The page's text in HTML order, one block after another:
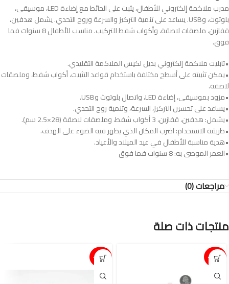
مدرب ملاكمة إلكتروني للأطفال، يثبت على الحائط مع إضاءة LED، موسيقى،
بلوتوث، وUSB. يساعد على تنمية التركيز والسرعة وروح التحدي. يشمل هدفين،
قفازين، ملصقات لاصقة، وأكواب شفط للتركيب. مناسب للأطفال 8 سنوات فما
فوق.
•تابليت ملاكمة إلكتروني بديل لكيس الملاكمة التقليدي.
•يمكن تثبيته على أسطح مختلفة باستخدام قواعد التثبيت، أكواب شفط، وملصقات
لاصقة.
•مزود بموسيقى، إضاءة LED، واتصال بلوتوث وUSB.
•يساعد على تحسين التركيز، السرعة، وتنمية روح التحدي.
•يشمل: هدفين، قفازين، 3 أكواب شفط، وملصقات لاصقة (28×2.5 سم).
•طريقة الاستخدام: اضرب المكان الذي يظهر فيه الضوء على الهدف.
•هدية مناسبة للأطفال في عيد الميلاد والأعياد.
•العمر الموصى به: 8 سنوات فما فوق
مراجعات (0)
منتجات ذات صلة
15%-
15%-